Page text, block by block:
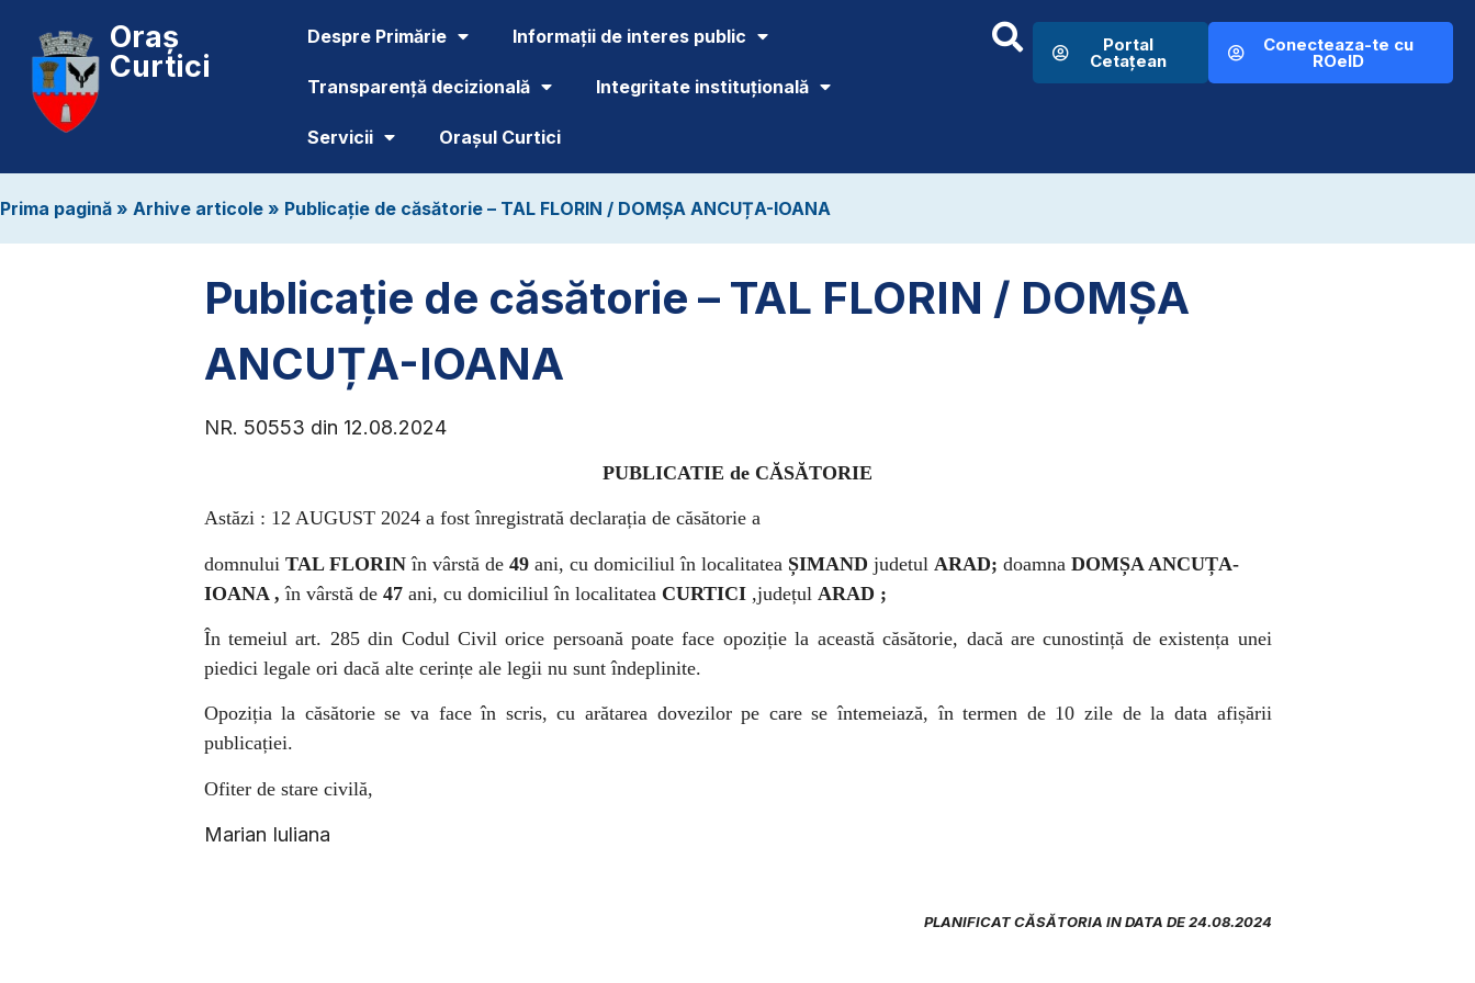
Oraș
Curtici
Despre Primărie Informații de interes public
Transparență decizională Integritate instituțională
Servicii Orașul Curtici
Portal
Cetațean
Conecteaza-te cu
ROeID
Prima pagină » Arhive articole » Publicație de căsătorie – TAL FLORIN / DOMȘA ANCUȚA-IOANA
Publicație de căsătorie – TAL FLORIN / DOMȘA
ANCUȚA-IOANA
NR. 50553 din 12.08.2024
PUBLICATIE de CĂSĂTORIE
Astăzi : 12 AUGUST 2024 a fost înregistrată declarația de căsătorie a
domnului TAL FLORINîn vârstă de 49 ani, cu domiciliul în localitatea ȘIMAND judetul ARAD; doamna DOMȘA ANCUȚA-
IOANA , în vârstă de 47ani, cu domiciliul în localitatea CURTICI ,județul ARAD ;
În temeiul art. 285 din Codul Civil orice persoană poate face opoziție la această căsătorie, dacă are cunostință de existența unei
piedici legale ori dacă alte cerințe ale legii nu sunt îndeplinite.
Opoziția la căsătorie se va face în scris, cu arătarea dovezilor pe care se întemeiază, în termen de 10 zile de la data afișării
publicației.
Ofiter de stare civilă,
Marian Iuliana
PLANIFICAT CĂSĂTORIA IN DATA DE 24.08.2024